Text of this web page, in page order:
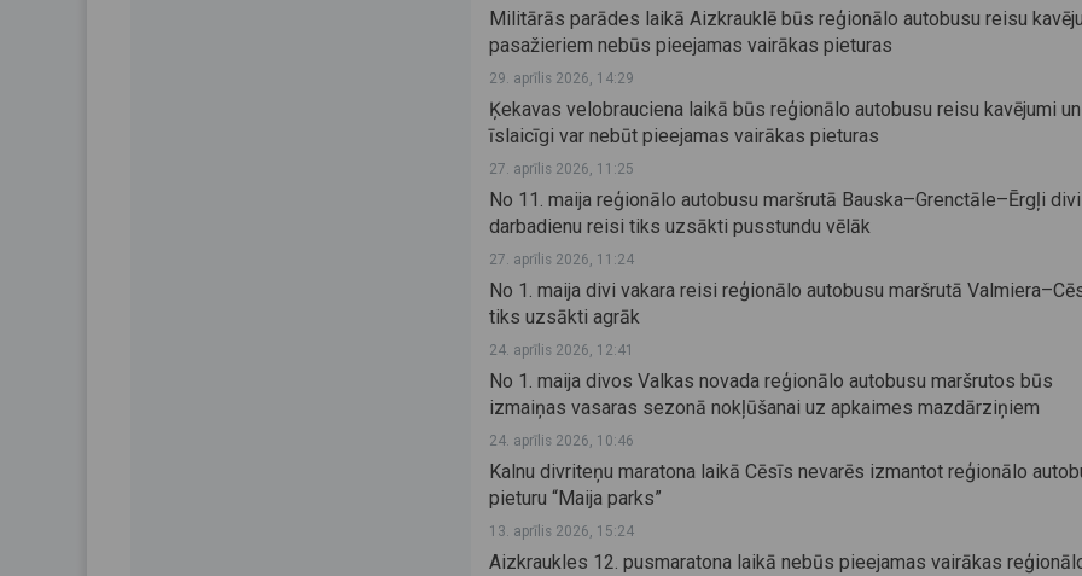
Militārās parādes laikā Aizkrauklē būs reģionālo autobusu reisu
pasažieriem nebūs pieejamas vairākas pieturas
29. aprīlis 2026, 14:29
Ķekavas velobrauciena laikā būs reģionālo autobusu reisu kavējumi un
īslaicīgi var nebūt pieejamas vairākas pieturas
27. aprīlis 2026, 11:25
No 11. maija reģionālo autobusu maršrutā Bauska–Grenctāle–Ērgļi divi
darbadienu reisi tiks uzsākti pusstundu vēlāk
27. aprīlis 2026, 11:24
No 1. maija divi vakara reisi reģionālo autobusu maršrutā
tiks uzsākti agrāk
24. aprīlis 2026, 12:41
No 1. maija divos Valkas novada reģionālo autobusu maršrutos būs
izmaiņas vasaras sezonā nokļūšanai uz apkaimes mazdārziņiem
24. aprīlis 2026, 10:46
Kalnu divriteņu maratona laikā Cēsīs nevarēs izmantot reģionālo
pieturu “Maija parks”
13. aprīlis 2026, 15:24
Aizkraukles 12. pusmaratona laikā nebūs pieejamas vairākas